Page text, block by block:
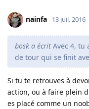
nainfa 13 juil. 2016
bosk a écrit Avec 4, tu
de tour qui se finit
Si tu te retrouves à
action, ou à faire plein
es placé comme un